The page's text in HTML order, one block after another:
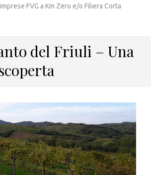
FVG a Km Zero e/o Filiera Corta
del Friuli – Una